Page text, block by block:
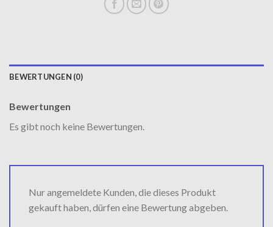
BEWERTUNGEN (0)
Bewertungen
Es gibt noch keine Bewertungen.
Nur angemeldete Kunden, die dieses Produkt
gekauft haben, dürfen eine Bewertung abgeben.